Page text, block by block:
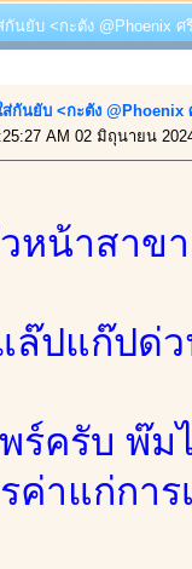
นยับ <กะตัง @Phoenix
กันยับ <กะตัง @Phoenix
AM 02 มิถุนายน
หน้าสาข
ล๊ปแก๊ปด่
ร์ครับ พ๊ม
ค่าแก่กา